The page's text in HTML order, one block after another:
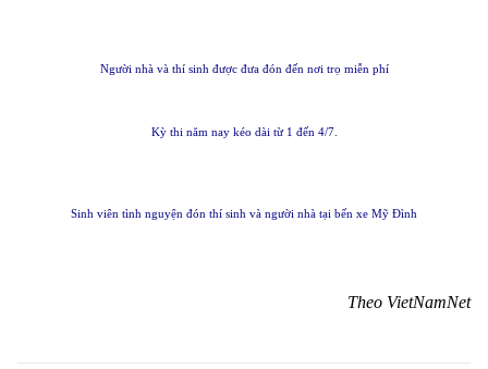
Người nhà và thí sinh được đưa đón đến nơi trọ miễn phí
Kỳ thi năm nay kéo dài từ 1 đến 4/7.
Sinh viên tình nguyện đón thí sinh và người nhà tại bến xe Mỹ Đình
Theo VietNamNet